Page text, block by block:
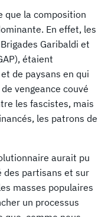
que la composition
En effet, les
Garibaldi et
étaient
de paysans en qui
vengeance couvé
les fascistes, mais
les patrons de
aurait pu
des partisans et sur
masses populaires
un processus